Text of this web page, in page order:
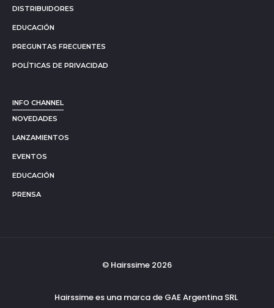
DISTRIBUIDORES
EDUCACIÓN
PREGUNTAS FRECUENTES
POLÍTICAS DE PRIVACIDAD
INFO CHANNEL
NOVEDADES
LANZAMIENTOS
EVENTOS
EDUCACIÓN
PRENSA
© Hairssime 2026
Hairssime es una marca de GAE Argentina SRL